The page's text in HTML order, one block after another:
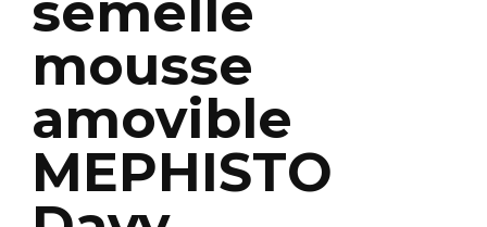
mousse
amovible
MEPHISTO